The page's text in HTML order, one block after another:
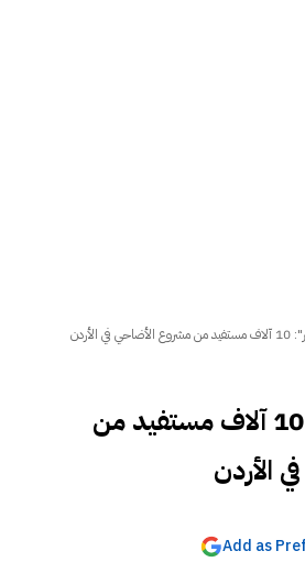
"الهلال الأحمر": 10 آلاف مستفيد من
الأردن
Add as